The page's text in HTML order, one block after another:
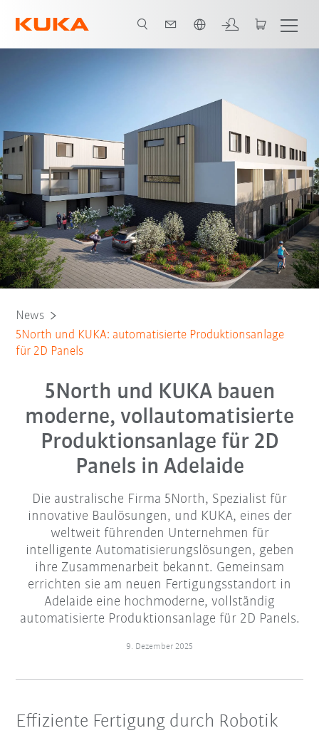
News
5North und KUKA: automatisierte Produktionsanlage
für 2D Panels
5North und KUKA bauen
moderne, vollautomatisierte
Produktionsanlage für 2D
Panels in Adelaide
Die australische Firma 5North, Spezialist für
innovative Baulösungen, und KUKA, eines der
weltweit führenden Unternehmen für
intelligente Automatisierungslösungen, geben
ihre Zusammenarbeit bekannt. Gemeinsam
errichten sie am neuen Fertigungsstandort in
Adelaide eine hochmoderne, vollständig
automatisierte Produktionsanlage für 2D Panels.
9. Dezember 2025
Effiziente Fertigung durch Robotik